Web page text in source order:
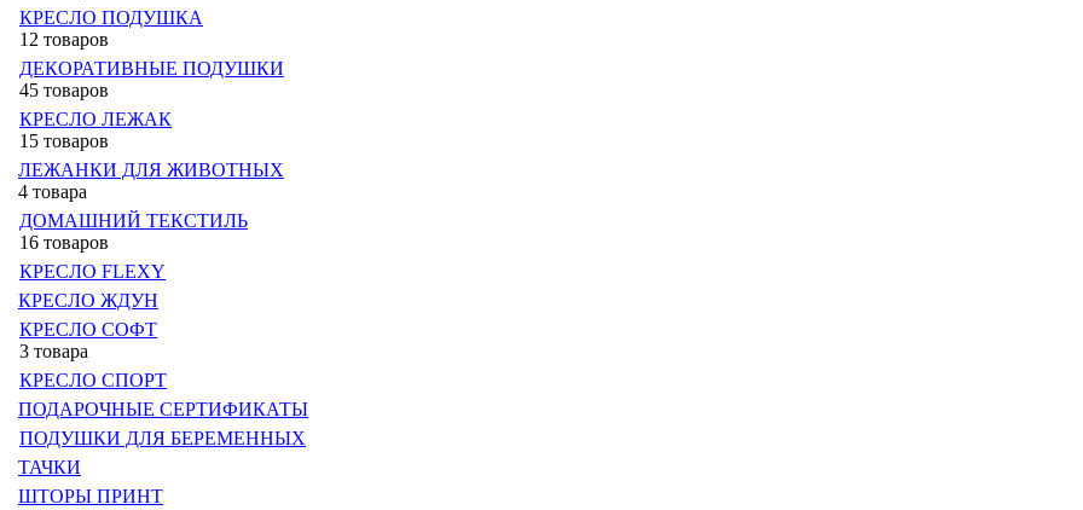
КРЕСЛО ПОДУШКА
12 товаров
ДЕКОРАТИВНЫЕ ПОДУШКИ
45 товаров
КРЕСЛО ЛЕЖАК
15 товаров
ЛЕЖАНКИ ДЛЯ ЖИВОТНЫХ
4 товара
ДОМАШНИЙ ТЕКСТИЛЬ
16 товаров
КРЕСЛО FLEXY
КРЕСЛО ЖДУН
КРЕСЛО СОФТ
3 товара
КРЕСЛО СПОРТ
ПОДАРОЧНЫЕ СЕРТИФИКАТЫ
ПОДУШКИ ДЛЯ БЕРЕМЕННЫХ
ТАЧКИ
ШТОРЫ ПРИНТ